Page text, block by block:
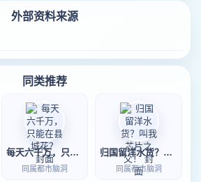
外部资料来源
同类推荐
每天六千万，只能在县城花？
同属都市脑洞
归国留洋水货？叫我芯片之父！
同属都市脑洞